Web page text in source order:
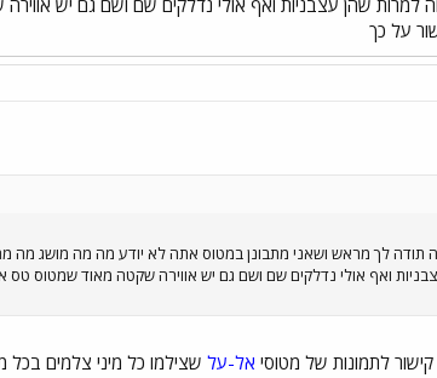
למרות שהן עצבניות ואף אולי נדלקים שם ושם גם יש
על כך
לך מראש ושאני מתבונן במטוס אתה לא יודע מה מה מושג מה
ואף אולי נדלקים שם ושם גם יש אווירה שקטה מאוד שמטוס טס
לתמונות של מטוסי אל-על שצילמו כל מיני צלמים בכל